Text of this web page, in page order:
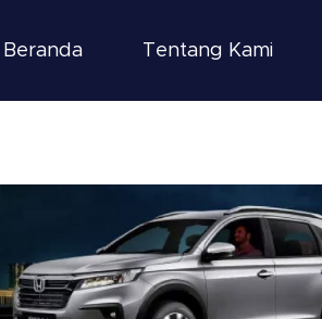
Beranda Tentang Kami